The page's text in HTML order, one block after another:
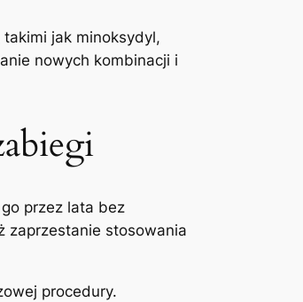
jak minoksydyl,
nowych kombinacji i
przez lata bez
zaprzestanie stosowania
procedury.